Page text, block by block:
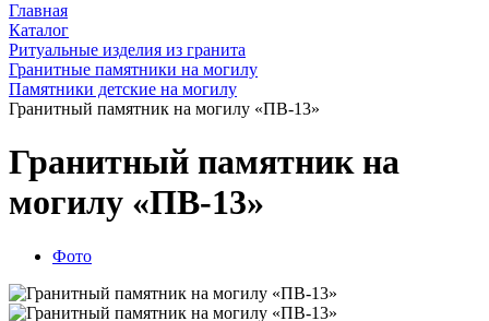
Главная
Каталог
Ритуальные изделия из гранита
Гранитные памятники на могилу
Памятники детские на могилу
Гранитный памятник на могилу «ПВ-13»
Гранитный памятник на
могилу «ПВ-13»
Фото